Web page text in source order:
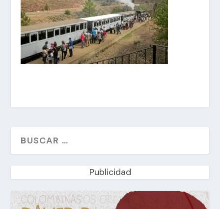
Publicidad